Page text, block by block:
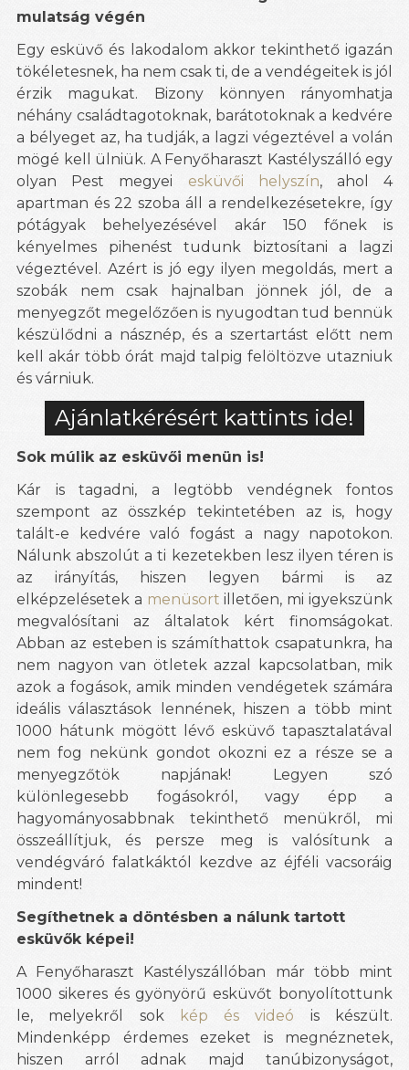
mulatság végén
Egy esküvő és lakodalom akkor tekinthető igazán
tökéletesnek, ha nem csak ti, de a vendégeitek is jól
érzik magukat. Bizony könnyen rányomhatja
néhány családtagotoknak, barátotoknak a kedvére
a bélyeget az, ha tudják, a lagzi végeztével a volán
mögé kell ülniük. A Fenyőharaszt Kastélyszálló egy
olyan Pest megyei esküvői helyszín, ahol 4
apartman és 22 szoba áll a rendelkezésetekre, így
pótágyak behelyezésével akár 150 főnek is
kényelmes pihenést tudunk biztosítani a lagzi
végeztével. Azért is jó egy ilyen megoldás, mert a
szobák nem csak hajnalban jönnek jól, de a
menyegzőt megelőzően is nyugodtan tud bennük
készülődni a násznép, és a szertartást előtt nem
kell akár több órát majd talpig felöltözve utazniuk
és várniuk.
Ajánlatkérésért kattints ide!
Sok múlik az esküvői menün is!
Kár is tagadni, a legtöbb vendégnek fontos
szempont az összkép tekintetében az is, hogy
talált-e kedvére való fogást a nagy napotokon.
Nálunk abszolút a ti kezetekben lesz ilyen téren is
az irányítás, hiszen legyen bármi is az
elképzelésetek a menüsort illetően, mi igyekszünk
megvalósítani az általatok kért finomságokat.
Abban az esteben is számíthattok csapatunkra, ha
nem nagyon van ötletek azzal kapcsolatban, mik
azok a fogások, amik minden vendégetek számára
ideális választások lennének, hiszen a több mint
1000 hátunk mögött lévő esküvő tapasztalatával
nem fog nekünk gondot okozni ez a része se a
menyegzőtök napjának! Legyen szó
különlegesebb fogásokról, vagy épp a
hagyományosabbnak tekinthető menükről, mi
összeállítjuk, és persze meg is valósítunk a
vendégváró falatkáktól kezdve az éjféli vacsoráig
mindent!
Segíthetnek a döntésben a nálunk tartott
esküvők képei!
A Fenyőharaszt Kastélyszállóban már több mint
1000 sikeres és gyönyörű esküvőt bonyolítottunk
le, melyekről sok
kép és videó is készült.
Mindenképp érdemes ezeket is megnéznetek,
hiszen arról adnak majd tanúbizonyságot,